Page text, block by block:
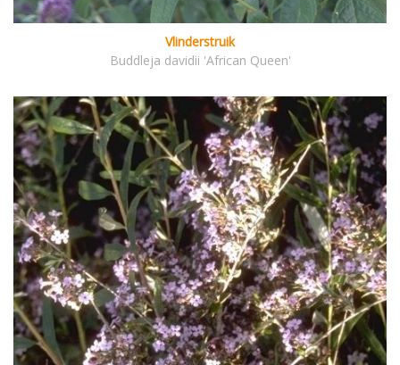
Vlinderstruik
Buddleja davidii 'African Queen'